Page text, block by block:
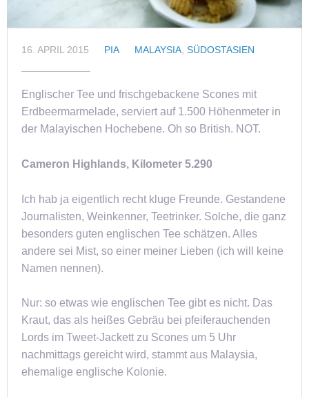
16. APRIL 2015 PIA MALAYSIA, SÜDOSTASIEN
Englischer Tee und frischgebackene Scones mit
Erdbeermarmelade, serviert auf 1.500 Höhenmeter in
der Malayischen Hochebene. Oh so British. NOT.
Cameron Highlands, Kilometer 5.290
Ich hab ja eigentlich recht kluge Freunde. Gestandene
Journalisten, Weinkenner, Teetrinker. Solche, die ganz
besonders guten englischen Tee schätzen. Alles
andere sei Mist, so einer meiner Lieben (ich will keine
Namen nennen).
Nur: so etwas wie englischen Tee gibt es nicht. Das
Kraut, das als heißes Gebräu bei pfeiferauchenden
Lords im Tweet-Jackett zu Scones um 5 Uhr
nachmittags gereicht wird, stammt aus Malaysia,
ehemalige englische Kolonie.